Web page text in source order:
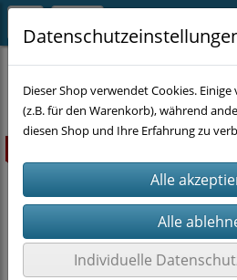
BEFESTIGUNGSTECHNIK Sortimente
Dieser Shop verwendet Cookies.
(z.B. für den Warenkorb), während
diesen Shop und Ihre Erfahrung zu
Individuelle